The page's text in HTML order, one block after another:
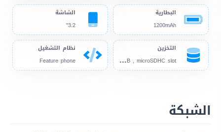
البطارية
1200mAh
الشاشة
3.2"
التخزين
270
MB , microSDHC slot
نظام التشغيل
Feature phone
الشبكة